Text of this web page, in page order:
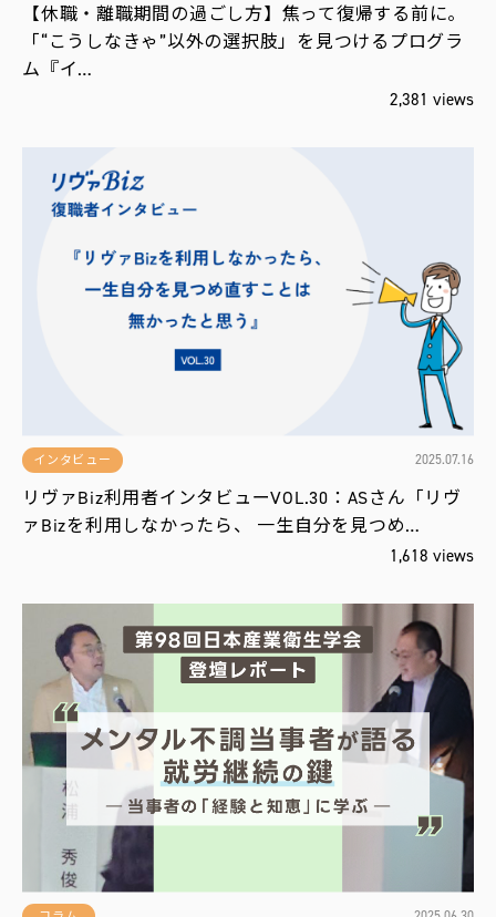
【休職・離職期間の過ごし方】焦って復帰する前に。
「“こうしなきゃ”以外の選択肢」を見つけるプログラ
ム『イ…
2,381 views
インタビュー 2025.07.16
リヴァBiz利用者インタビューVOL.30：ASさん「リヴ
ァBizを利用しなかったら、 一生自分を見つめ…
1,618 views